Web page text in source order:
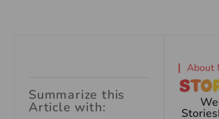
Summarize this
Article with:
About